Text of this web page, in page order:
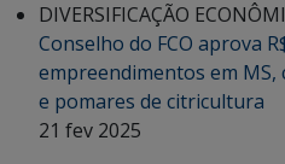
DIVERSIFICAÇÃO
Conselho do FCO aprova
empreendimentos em
e pomares de citricultura
21 fev 2025